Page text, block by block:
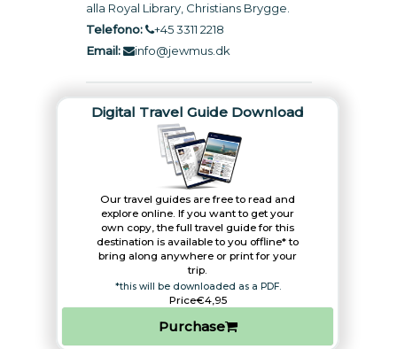
alla Royal Library, Christians Brygge.
Telefono:
+45 3311 2218
Email:
info@jewmus.dk
Digital Travel Guide Download
Our travel guides are free to read and
explore online. If you want to get your
own copy, the full travel guide for this
destination is available to you offline* to
bring along anywhere or print for your
trip.​
*this will be downloaded as a PDF.
Price€4,95
Purchase